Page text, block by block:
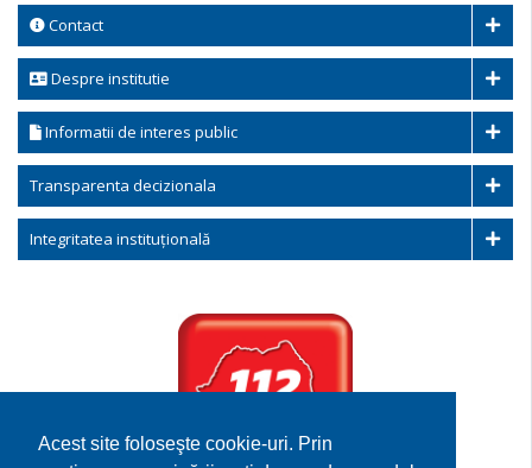
Acest site foloseşte cookie-uri. Prin
Contact
Despre institutie
Informatii de interes public
Transparenta decizionala
Integritatea instituțională